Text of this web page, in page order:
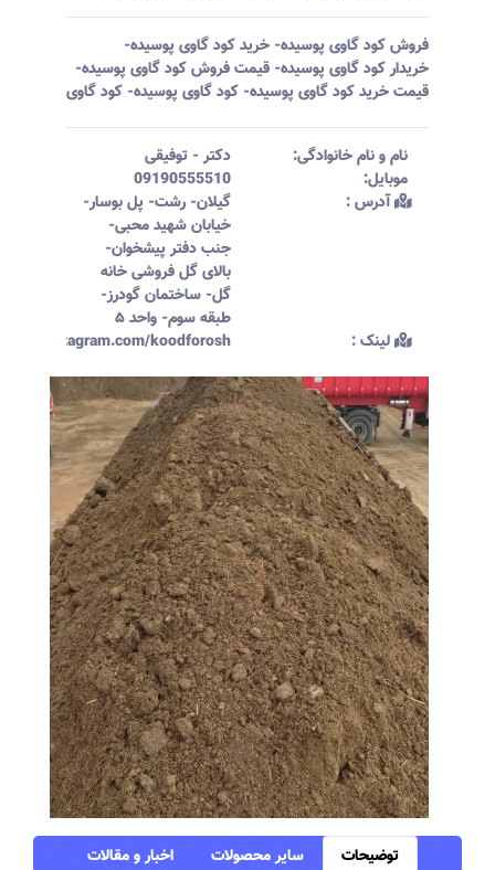
فروش کود گاوی پوسیده- خرید کود گاوی پوسیده-
خریدار کود گاوی پوسیده- قیمت فروش کود گاوی پوسیده-
قیمت خرید کود گاوی پوسیده- کود گاوی پوسیده- کود گاوی
نام و نام خانوادگی:‌ دکتر - توفیقی
موبایل:‌
09190555510
آدرس :‌
گیلان- رشت- پل بوسار-
خیابان شهید محبی-
جنب دفتر پیشخوان-
بالای گل فروشی خانه
گل- ساختمان گودرز-
طبقه سوم- واحد ۵
لینک :‌
instagram.com/koodforosh
توضیحات سایر محصولات اخبار و مقالات